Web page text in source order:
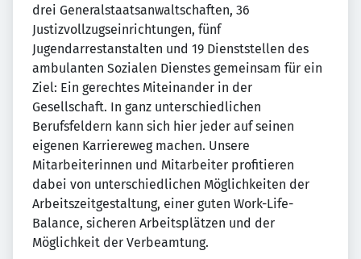
drei Generalstaatsanwaltschaften, 36
Justizvollzugseinrichtungen, fünf
Jugendarrestanstalten und 19 Dienststellen des
ambulanten Sozialen Dienstes gemeinsam für ein
Ziel: Ein gerechtes Miteinander in der
Gesellschaft. In ganz unterschiedlichen
Berufsfeldern kann sich hier jeder auf seinen
eigenen Karriereweg machen. Unsere
Mitarbeiterinnen und Mitarbeiter profitieren
dabei von unterschiedlichen Möglichkeiten der
Arbeitszeitgestaltung, einer guten Work-Life-
Balance, sicheren Arbeitsplätzen und der
Möglichkeit der Verbeamtung.